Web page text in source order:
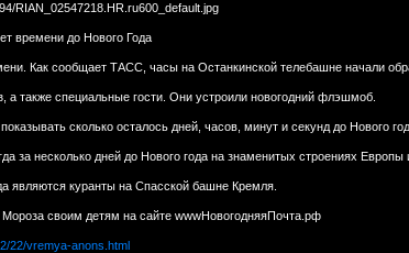
времени до Нового Года
Как сообщает ТАСС, часы на Останкинской телебашне начали
а также специальные гости. Они устроили новогодний флэшмоб.
сколько осталось дней, часов, минут и секунд до Нового
за несколько дней до Нового года на знаменитых строениях
являются куранты на Спасской башне Кремля.
своим детям на сайте wwwНовогодняяПочта.рф
22/vremya-anons.html